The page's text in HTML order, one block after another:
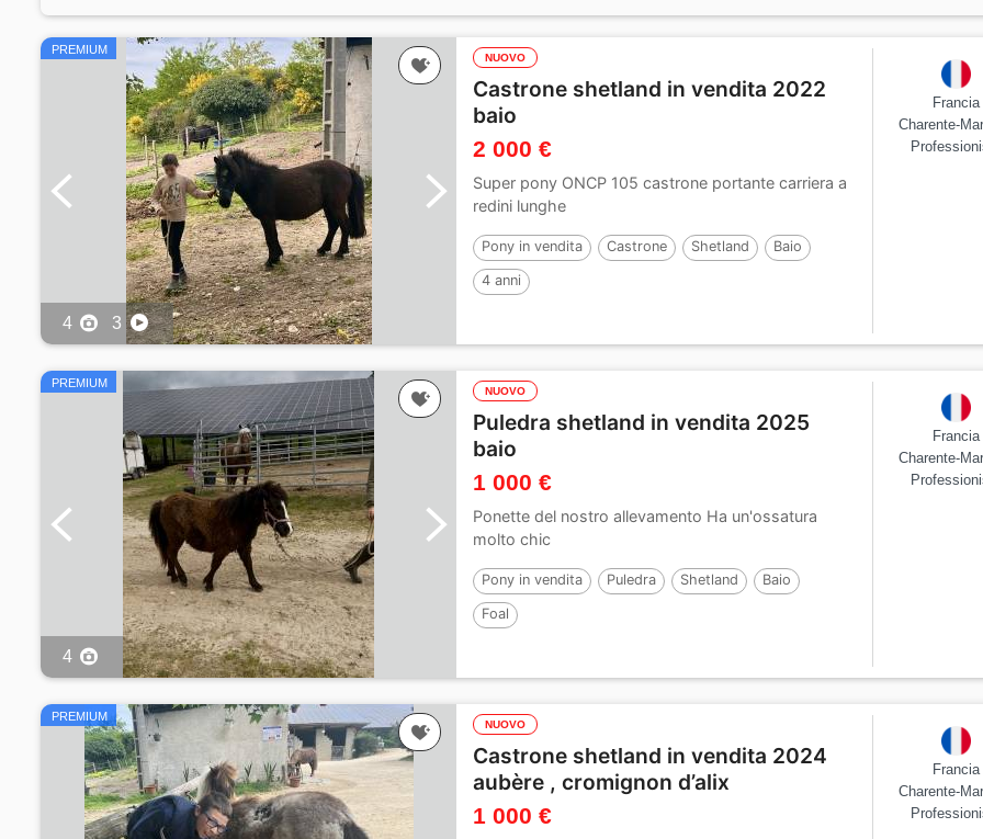
PREMIUM
4 3
NUOVO
Castrone shetland in vendita 2022
baio
2 000 €
Super pony ONCP 105 castrone portante carriera a
redini lunghe
Pony in vendita Castrone Shetland Baio
4 anni
Francia
Charente-
PREMIUM
4
NUOVO
Puledra shetland in vendita 2025
baio
1 000 €
Ponette del nostro allevamento Ha un'ossatura
molto chic
Pony in vendita Puledra Shetland Baio
Foal
Francia
Charente-
PREMIUM
NUOVO
Castrone shetland in vendita 2024
aubère , cromignon d’alix
1 000 €
Francia
Charente-